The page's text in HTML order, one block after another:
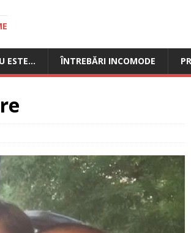
ESTE… ÎNTREBĂRI INCOMODE